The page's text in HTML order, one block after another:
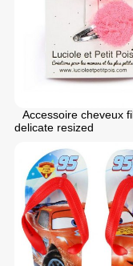
Accessoire cheveux
delicate resized